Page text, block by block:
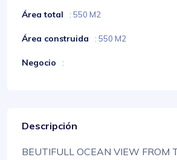
Área total : 550 M2
Área construida : 550 M2
Negocio :
Descripción
BEUTIFULL OCEAN VIEW FROM